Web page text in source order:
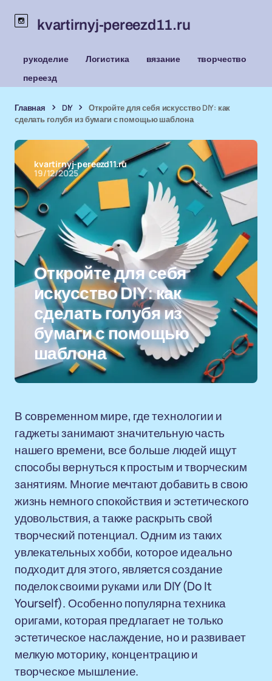
kvartirnyj-pereezd11.ru
рукоделие Логистика вязание
творчество
переезд
Главная DIY
Откройте для себя искусство DIY: как
сделать голубя из бумаги с помощью шаблона
kvartirnyj-pereezd11.ru
19/12/2025
Откройте для себя
искусство DIY: как
сделать голубя из
бумаги с помощью
шаблона
В современном мире, где технологии и
гаджеты занимают значительную часть
нашего времени, все больше людей ищут
способы вернуться к простым и творческим
занятиям. Многие мечтают добавить в свою
жизнь немного спокойствия и эстетического
удовольствия, а также раскрыть свой
творческий потенциал. Одним из таких
увлекательных хобби, которое идеально
подходит для этого, является создание
поделок своими руками или DIY (Do It
Yourself). Особенно популярна техника
оригами, которая предлагает не только
эстетическое наслаждение, но и развивает
мелкую моторику, концентрацию и
творческое мышление.